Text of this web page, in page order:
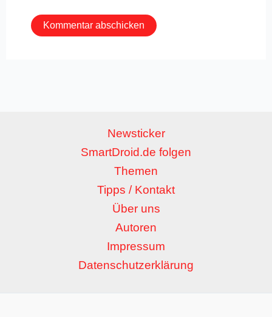
Newsticker
SmartDroid.de folgen
Themen
Tipps / Kontakt
Über uns
Autoren
Impressum
Datenschutzerklärung